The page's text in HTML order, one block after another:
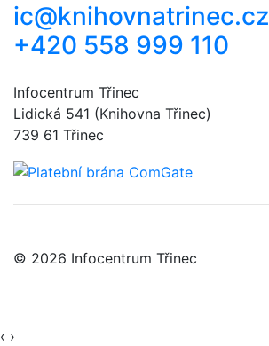
ic@knihovnatrinec.cz
+420 558 999 110
Infocentrum Třinec
Lidická 541 (Knihovna Třinec)
739 61 Třinec
© 2026 Infocentrum Třinec
‹ ›